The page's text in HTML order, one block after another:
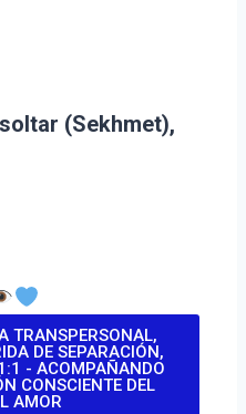
(Sekhmet),
TRANSPERSONAL,
DE SEPARACIÓN,
- ACOMPAÑANDO
CONSCIENTE DEL
AMOR